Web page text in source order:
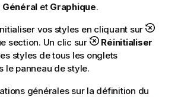
Général et Graphique.
vos styles en cliquant sur
section. Un clic sur
Réinitialiser
styles de tous les onglets
le panneau de style.
générales sur la définition du